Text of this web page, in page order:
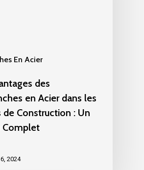
En Acier
des
en Acier dans les
de Construction : Un
Complet
2024